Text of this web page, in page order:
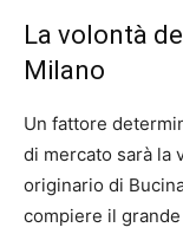
La volontà
Milano
Un fattore
di mercato sarà la
originario di
compiere il